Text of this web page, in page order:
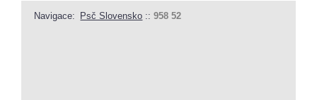
Navigace: Psč Slovensko ::958 52